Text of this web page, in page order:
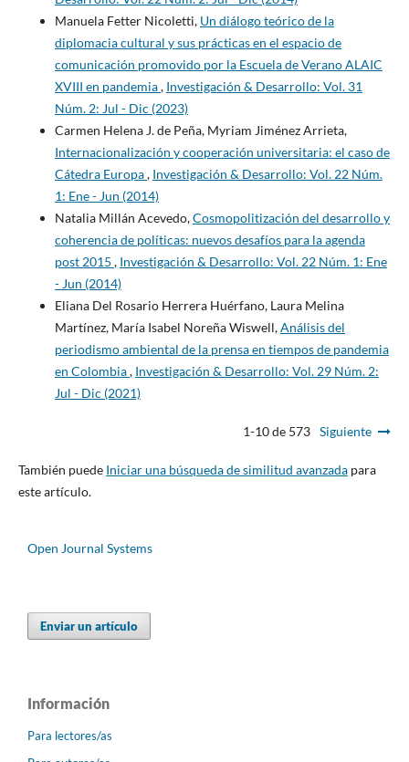
Manuela Fetter Nicoletti, Un diálogo teórico de la
diplomacia cultural y sus prácticas en el espacio de
comunicación promovido por la Escuela de Verano ALAIC
XVIII en pandemia, Investigación & Desarrollo: Vol. 31
Núm. 2: Jul - Dic (2023)
Carmen Helena J. de Peña, Myriam Jiménez Arrieta,
Internacionalización y cooperación universitaria: el caso de
Cátedra Europa, Investigación & Desarrollo: Vol. 22 Núm.
1: Ene - Jun (2014)
Natalia Millán Acevedo,Cosmopolitización del desarrollo y
coherencia de políticas: nuevos desafíos para la agenda
post 2015 , Investigación & Desarrollo: Vol. 22 Núm. 1: Ene
- Jun (2014)
Eliana Del Rosario Herrera Huérfano, Laura Melina
Martínez, María Isabel Noreña Wiswell,Análisis del
periodismo ambiental de la prensa en tiempos de pandemia
en Colombia, Investigación & Desarrollo: Vol. 29 Núm. 2:
Jul - Dic (2021)
1-10 de 573 Siguiente
También puede Iniciar una búsqueda de similitud avanzadapara
este artículo.
Open Journal Systems
Enviar un artículo
Información
Para lectores/as